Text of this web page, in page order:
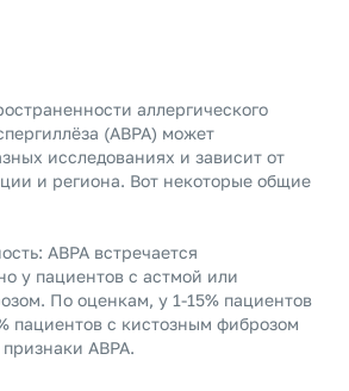
аллергического
(ABPA) может
исследованиях и зависит от
и региона. Вот некоторые общие
ABPA встречается
у пациентов с астмой или
По оценкам, у 1-15% пациентов
пациентов с кистозным фиброзом
ABPA.